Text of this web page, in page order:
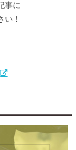
事に
い！